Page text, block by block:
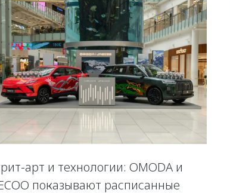
арт и технологии: OMODA и
показывают расписанные